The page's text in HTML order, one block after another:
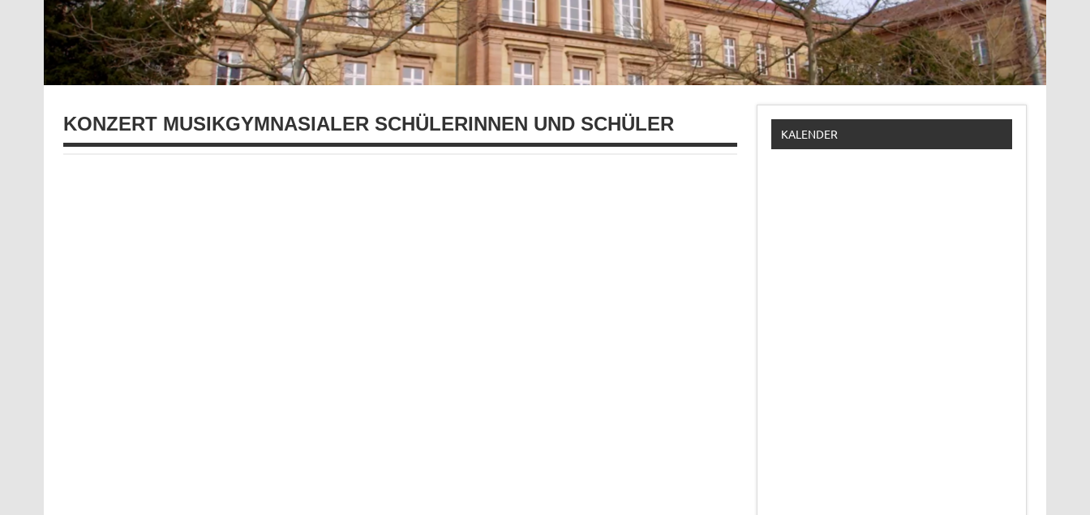
KONZERT MUSIKGYMNASIALER SCHÜLERINNEN UND SCHÜLER KALENDER